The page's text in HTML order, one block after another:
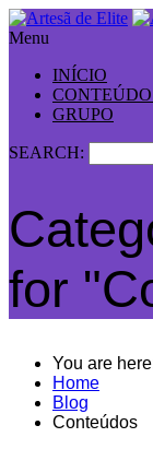
Menu
INÍCIO
GRUPO
SEARCH:
for
You are
Home
Blog
Conteúdos